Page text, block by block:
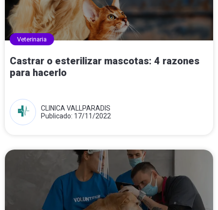
Veterinaria
Castrar o esterilizar mascotas: 4 razones
para hacerlo
CLINICA VALLPARADIS
Publicado: 17/11/2022